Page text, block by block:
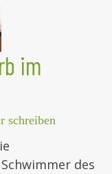
im
schreiben
des